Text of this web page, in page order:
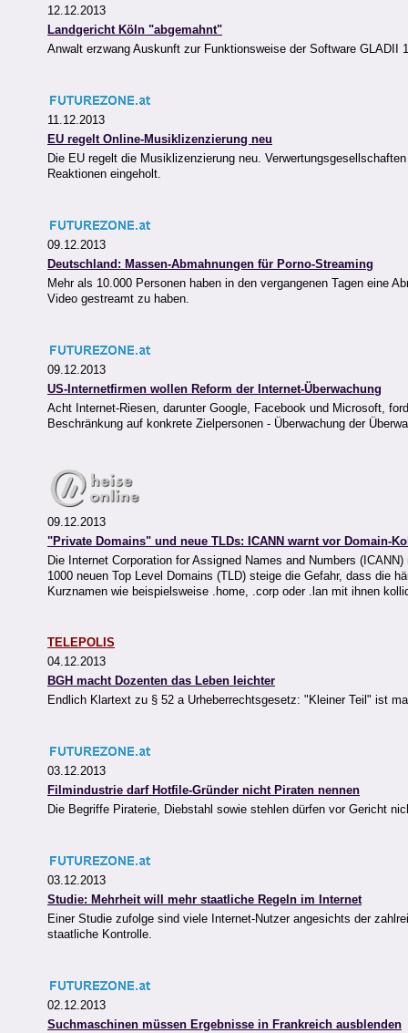
12.12.2013
Landgericht Köln "abgemahnt"
Anwalt erzwang Auskunft zur Funktionsweise der Software GLADII
11.12.2013
EU regelt Online-Musiklizenzierung neu
Die EU regelt die Musiklizenzierung neu.
Reaktionen eingeholt.
09.12.2013
Deutschland: Massen-Abmahnungen für Porno-Streaming
Mehr als 10.000 Personen haben in den vergangenen Tagen eine
Video gestreamt zu haben.
09.12.2013
US-Internetfirmen wollen Reform der Internet-Überwachung
Acht Internet-Riesen, darunter Google, Facebook und Microsoft,
Beschränkung auf konkrete Zielpersonen - Überwachung der
09.12.2013
"Private Domains" und neue TLDs: ICANN warnt vor Domain-
Die Internet Corporation for Assigned Names and Numbers
1000 neuen Top Level Domains (TLD) steige die Gefahr, dass die
Kurznamen wie beispielsweise .home, .corp oder .lan mit ihnen
TELEPOLIS
04.12.2013
BGH macht Dozenten das Leben leichter
Endlich Klartext zu § 52 a Urheberrechtsgesetz: "Kleiner Teil" ist
03.12.2013
Filmindustrie darf Hotfile-Gründer nicht Piraten nennen
Die Begriffe Piraterie, Diebstahl sowie stehlen dürfen vor
03.12.2013
Studie: Mehrheit will mehr staatliche Regeln im Internet
Einer Studie zufolge sind viele Internet-Nutzer angesichts der
staatliche Kontrolle.
02.12.2013
Suchmaschinen müssen Ergebnisse in Frankreich ausblenden